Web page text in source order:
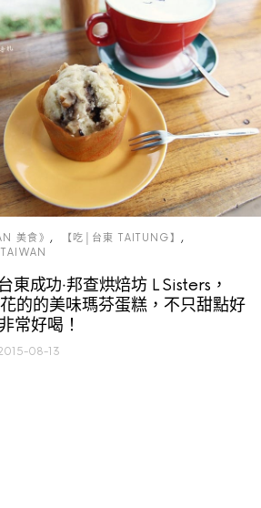
美食》
【吃│台東 TAITUNG】
東成功‧邦查烘焙坊 L Sisters，
的的美味瑪芬蛋糕，不只甜點好
常好喝！
08-13